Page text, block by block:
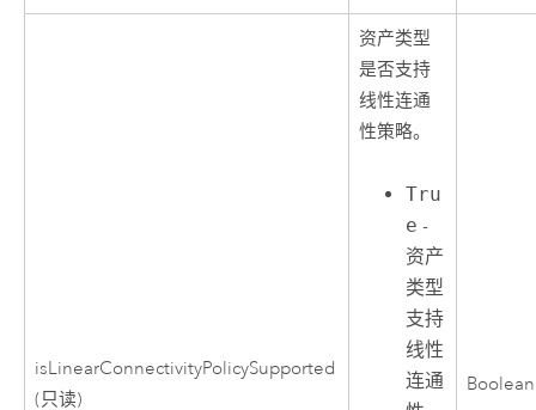
isLinearConnectivityPolicySupported
(只读)
资产类型
是否支持
线性连通
性策略。
Tru
e -
资产
类型
支持
线性
连通
Boolean